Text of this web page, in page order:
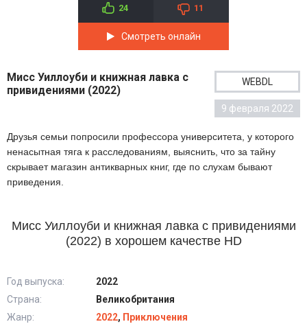
24 11
Смотреть онлайн
Мисс Уиллоуби и книжная лавка с
привидениями (2022)
WEBDL
9 февраля 2022
Друзья семьи попросили профессора университета, у которого
ненасытная тяга к расследованиям, выяснить, что за тайну
скрывает магазин антикварных книг, где по слухам бывают
приведения.
Мисс Уиллоуби и книжная лавка с привидениями
(2022) в хорошем качестве HD
Год выпуска:
2022
Страна:
Великобритания
Жанр:
2022, Приключения